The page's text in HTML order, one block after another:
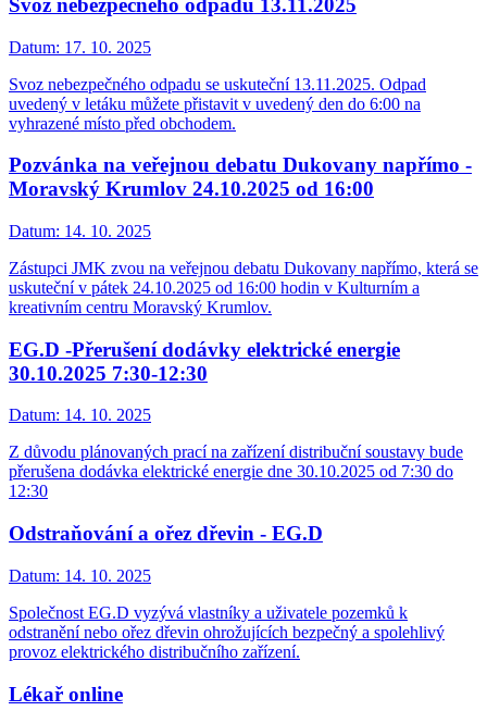
Svoz nebezpečného odpadu 13.11.2025
Datum: 17. 10. 2025
Svoz nebezpečného odpadu se uskuteční 13.11.2025. Odpad
uvedený v letáku můžete přistavit v uvedený den do 6:00 na
vyhrazené místo před obchodem.
Pozvánka na veřejnou debatu Dukovany napřímo -
Moravský Krumlov 24.10.2025 od 16:00
Datum: 14. 10. 2025
Zástupci JMK zvou na veřejnou debatu Dukovany napřímo, která se
uskuteční v pátek 24.10.2025 od 16:00 hodin v Kulturním a
kreativním centru Moravský Krumlov.
EG.D -Přerušení dodávky elektrické energie
30.10.2025 7:30-12:30
Datum: 14. 10. 2025
Z důvodu plánovaných prací na zařízení distribuční soustavy bude
přerušena dodávka elektrické energie dne 30.10.2025 od 7:30 do
12:30
Odstraňování a ořez dřevin - EG.D
Datum: 14. 10. 2025
Společnost EG.D vyzývá vlastníky a uživatele pozemků k
odstranění nebo ořez dřevin ohrožujících bezpečný a spolehlivý
provoz elektrického distribučního zařízení.
Lékař online